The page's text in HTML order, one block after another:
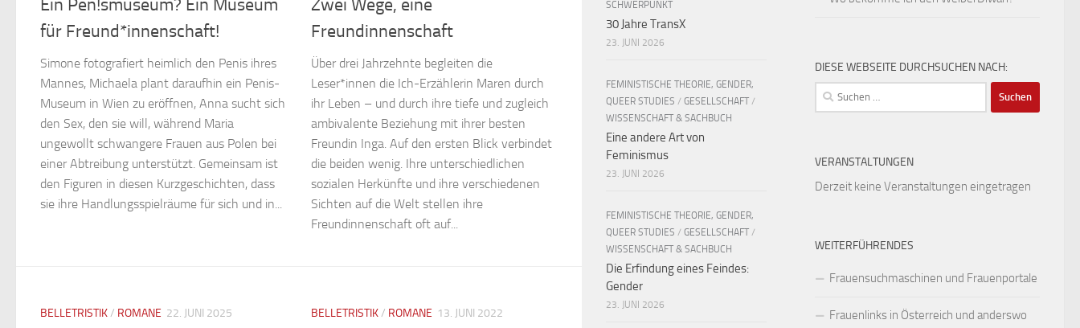
Ein Pen!smuseum? Ein Museum
für Freund*innenschaft!
Simone fotografiert heimlich den Penis ihres
Mannes, Michaela plant daraufhin ein Penis-
Museum in Wien zu eröffnen, Anna sucht sich
den Sex, den sie will, während Maria
ungewollt schwangere Frauen aus Polen bei
einer Abtreibung unterstützt. Gemeinsam ist
den Figuren in diesen Kurzgeschichten, dass
sie ihre Handlungsspielräume für sich und in...
Zwei Wege, eine
Freundinnenschaft
Über drei Jahrzehnte begleiten die
Leser*innen die Ich-Erzählerin Maren durch
ihr Leben – und durch ihre tiefe und zugleich
ambivalente Beziehung mit ihrer besten
Freundin Inga. Auf den ersten Blick verbindet
die beiden wenig. Ihre unterschiedlichen
sozialen Herkünfte und ihre verschiedenen
Sichten auf die Welt stellen ihre
Freundinnenschaft oft auf...
BELLETRISTIK/ ROMANE 22. JUNI 2025 BELLETRISTIK/ ROMANE 13. JUNI 2022
DIESE WEBSEITE DURCHSUCHEN NACH:
Suchen
nach:
VERANSTALTUNGEN
Derzeit keine Veranstaltungen eingetragen
WEITERFÜHRENDES
Frauensuchmaschinen und Frauenportale
Frauenlinks in Österreich und anderswo
SCHWERPUNKT
30 Jahre TransX
23. JUNI 2026
FEMINISTISCHE THEORIE, GENDER,
QUEER STUDIES / GESELLSCHAFT /
WISSENSCHAFT & SACHBUCH
Eine andere Art von
Feminismus
23. JUNI 2026
FEMINISTISCHE THEORIE, GENDER,
QUEER STUDIES / GESELLSCHAFT /
WISSENSCHAFT & SACHBUCH
Die Erfindung eines Feindes:
Gender
23. JUNI 2026